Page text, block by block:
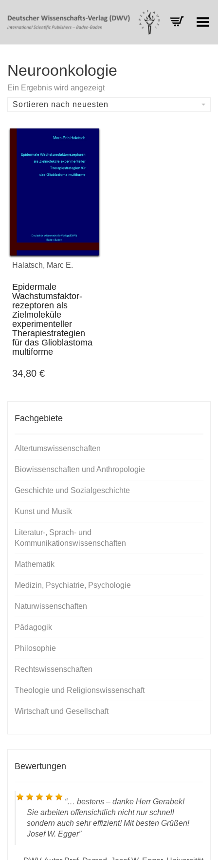
Toggle Menu
Neuroonkologie
Ein Ergebnis wird angezeigt
Sortieren nach neuesten
Halatsch, Marc E.
Epidermale
Wachstumsfaktor-
rezeptoren als
Zielmoleküle
experimenteller
Therapiestrategien
für das Glioblastoma
multiforme
34,80 €
Fachgebiete
Altertumswissenschaften
Biowissenschaften und Anthropologie
Geschichte und Sozialgeschichte
Kunst und Musik
Literatur-, Sprach- und
Kommunikationswissenschaften
Mathematik
Medizin, Psychiatrie, Psychologie
Naturwissenschaften
Pädagogik
Philosophie
Rechtswissenschaften
Theologie und Religionswissenschaft
Wirtschaft und Gesellschaft
Bewertungen
… bestens – danke Herr Gerabek!
Sie arbeiten offensichtlich nicht nur schnell
sondern auch sehr effizient! Mit besten Grüßen!
Josef W. Egger